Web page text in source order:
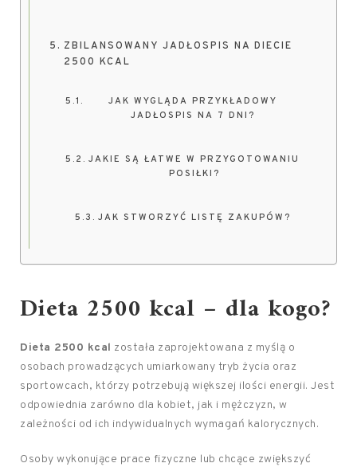
ZBILANSOWANY JADŁOSPIS NA DIECIE
2500 KCAL
JAK WYGLĄDA PRZYKŁADOWY
JADŁOSPIS NA 7 DNI?
JAKIE SĄ ŁATWE W PRZYGOTOWANIU
POSIŁKI?
JAK STWORZYĆ LISTĘ ZAKUPÓW?
Dieta 2500 kcal – dla kogo?
Dieta 2500 kcal została zaprojektowana z myślą o
osobach prowadzących umiarkowany tryb życia oraz
sportowcach, którzy potrzebują większej ilości energii. Jest
odpowiednia zarówno dla kobiet, jak i mężczyzn, w
zależności od ich indywidualnych wymagań kalorycznych.
Osoby wykonujące prace fizyczne lub chcące zwiększyć